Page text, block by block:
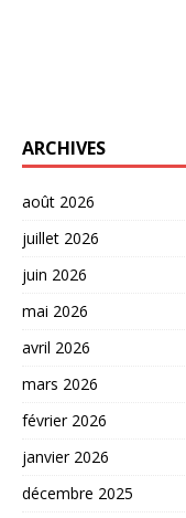
ARCHIVES
août 2026
juillet 2026
juin 2026
mai 2026
avril 2026
mars 2026
février 2026
janvier 2026
décembre 2025